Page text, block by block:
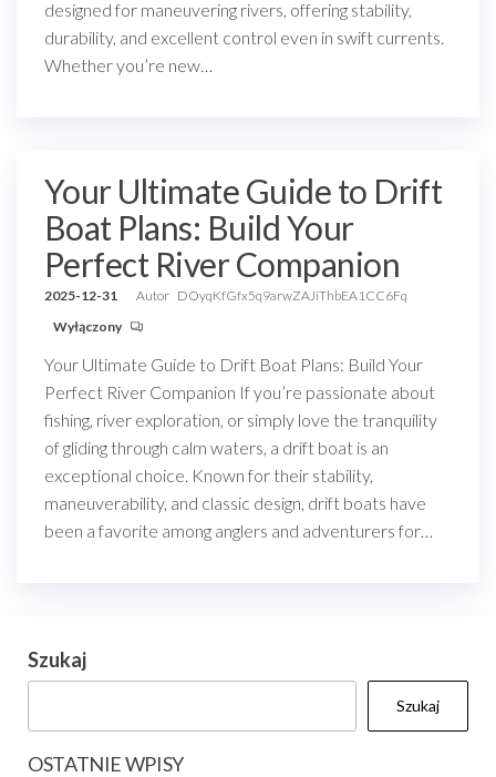
designed for maneuvering rivers, offering stability,
durability, and excellent control even in swift currents.
Whether you’re new…
Your Ultimate Guide to Drift
Boat Plans: Build Your
Perfect River Companion
2025-12-31 Autor DOyqKfGfx5q9arwZAJiThbEA1CC6Fq
Wyłączony
Your Ultimate Guide to Drift Boat Plans: Build Your
Perfect River Companion If you’re passionate about
fishing, river exploration, or simply love the tranquility
of gliding through calm waters, a drift boat is an
exceptional choice. Known for their stability,
maneuverability, and classic design, drift boats have
been a favorite among anglers and adventurers for…
Szukaj
Szukaj
OSTATNIE WPISY